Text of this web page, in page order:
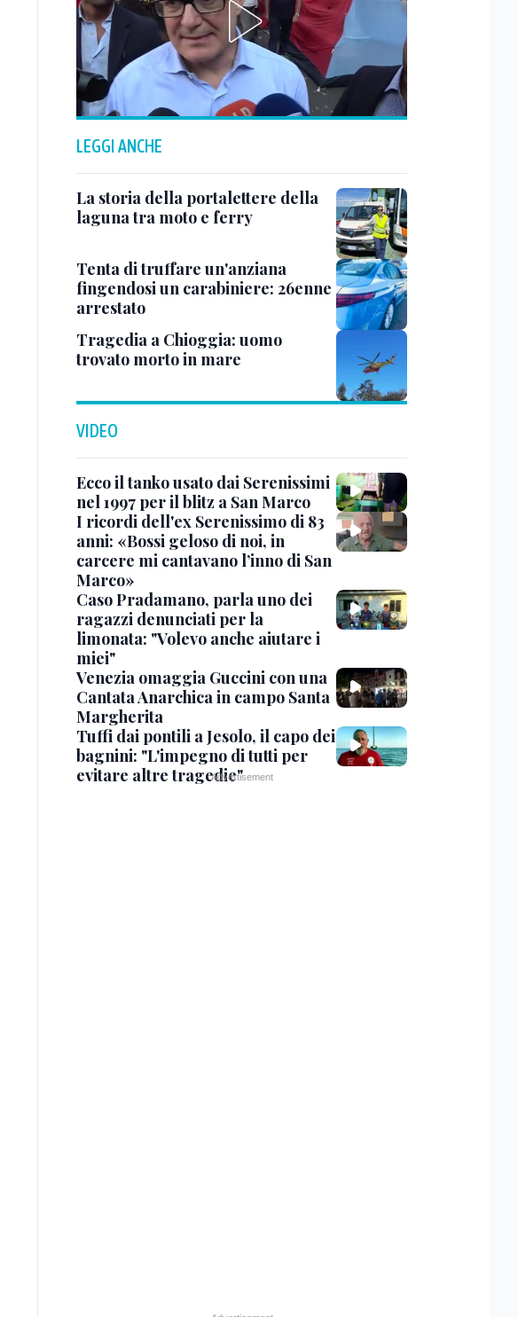
LEGGI ANCHE
La storia della portalettere della
laguna tra moto e ferry
Tenta di truffare un'anziana
fingendosi un carabiniere: 26enne
arrestato
Tragedia a Chioggia: uomo
trovato morto in mare
VIDEO
Ecco il tanko usato dai Serenissimi
nel 1997 per il blitz a San Marco
I ricordi dell'ex Serenissimo di 83
anni: «Bossi geloso di noi, in
carcere mi cantavano l’inno di San
Marco»
Caso Pradamano, parla uno dei
ragazzi denunciati per la
limonata: "Volevo anche aiutare i
miei"
Venezia omaggia Guccini con una
Cantata Anarchica in campo Santa
Margherita
Tuffi dai pontili a Jesolo, il capo dei
bagnini: "L'impegno di tutti per
evitare altre tragedie"